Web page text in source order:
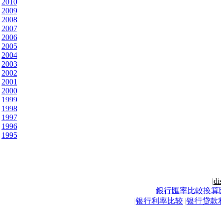
2010
2009
2008
2007
2006
2005
2004
2003
2002
2001
2000
1999
1998
1997
1996
1995
|
銀行匯率比較換算
|银行利率比较 |银行贷款